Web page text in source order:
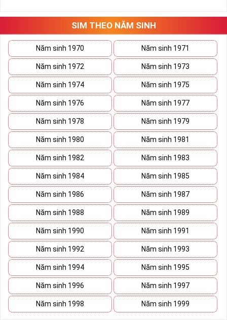
SIM THEO NĂM SINH
Năm sinh 1970 Năm sinh 1971
Năm sinh 1972 Năm sinh 1973
Năm sinh 1974 Năm sinh 1975
Năm sinh 1976 Năm sinh 1977
Năm sinh 1978 Năm sinh 1979
Năm sinh 1980 Năm sinh 1981
Năm sinh 1982 Năm sinh 1983
Năm sinh 1984 Năm sinh 1985
Năm sinh 1986 Năm sinh 1987
Năm sinh 1988 Năm sinh 1989
Năm sinh 1990 Năm sinh 1991
Năm sinh 1992 Năm sinh 1993
Năm sinh 1994 Năm sinh 1995
Năm sinh 1996 Năm sinh 1997
Năm sinh 1998 Năm sinh 1999